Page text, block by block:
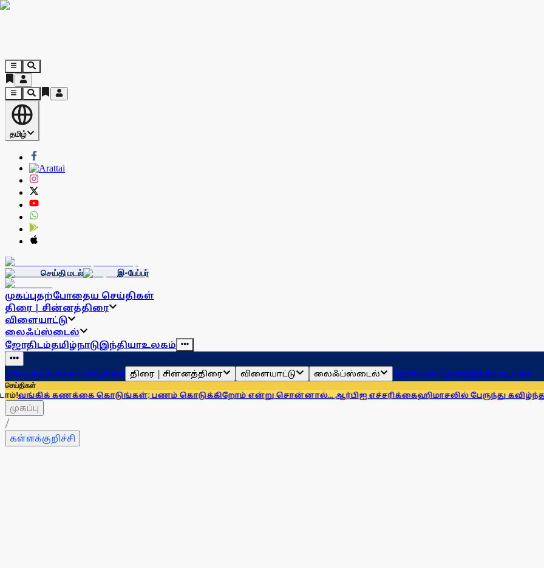
தமிழ்
செய்தி மடல் இ-பேப்பர்
முகப்புதற்போதைய செய்திகள்
திரை | சின்னத்திரை
விளையாட்டு
லைஃப்ஸ்டைல்
ஜோதிடம்தமிழ்நாடுஇந்தியாஉலகம்
முகப்புதற்போதைய செய்திகள் திரை | சின்னத்திரை விளையாட்டு லைஃப்ஸ்டைல் ஜோதிடம்தமிழ்நாடுஇந்தியாஉலகம்
செய்திகள்
கொடுங்கள்; பணம் கொடுக்கிறோம் என்று சொன்னால்... ஆர்பிஐ எச்சரிக்கைஹிமாசலில் பேருந்து கவிழ்ந்து விபத்து! 7
முகப்பு
/
கள்ளக்குறிச்சி